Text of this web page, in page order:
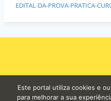
EDITAL-DA-PROVA-PRATICA-
Este portal utiliza cookies e
para melhorar a sua